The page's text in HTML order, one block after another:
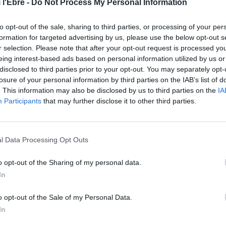
l'Ebre - Do Not Process My Personal Information
opt-out of the sale, sharing to third parties, or processing of your
for targeted advertising by us, please use the below opt-out
selection. Please note that after your opt-out request is processed
interest-based ads based on personal information utilized by us
to third parties prior to your opt-out. You may separately
of your personal information by third parties on the IAB’s list of
This information may also be disclosed by us to third parties on the
Participants that may further disclose it to other third parties.
Data Processing Opt Outs
opt-out of the Sharing of my personal data.
opt-out of the Sale of my Personal Data.